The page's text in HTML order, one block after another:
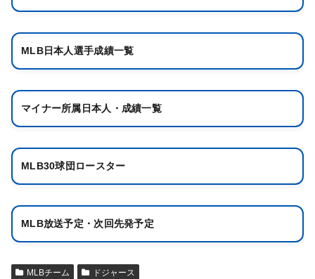
MLB日本人選手成績一覧
マイナー所属日本人・成績一覧
MLB30球団ロースター
MLB放送予定・次回先発予定
MLBチーム ドジャース